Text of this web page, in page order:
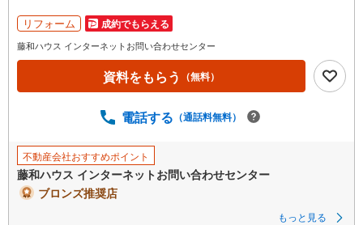
マ
イ
ペ
ジ
存
す
る
リフォーム 成約でもらえる
藤和ハウス インターネットお問い合わせセンター
資料をもらう （無料）
電話する （通話料無料）
不動産会社おすすめポイント
藤和ハウス インターネットお問い合わせセンター
ブロンズ推奨店
もっと見る